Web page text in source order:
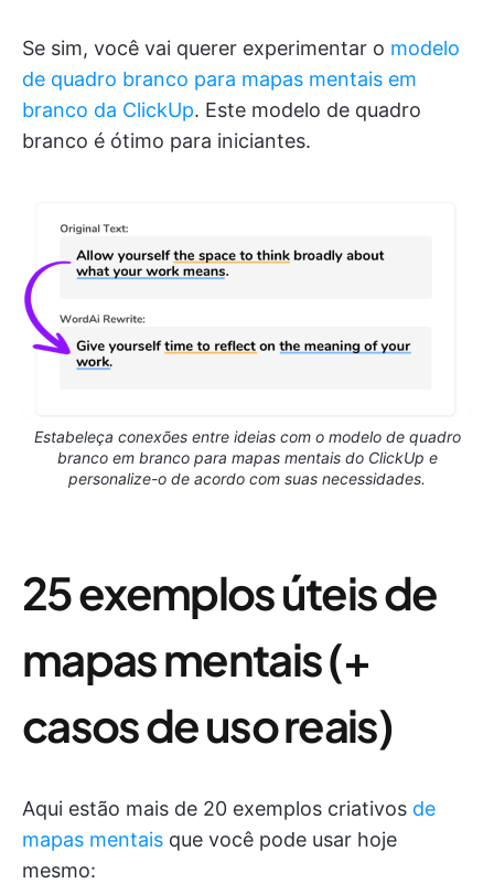
Se sim, você vai querer experimentar o modelo
de quadro branco para mapas mentais em
branco da ClickUp. Este modelo de quadro
branco é ótimo para iniciantes.
Estabeleça conexões entre ideias com o modelo de quadro
branco em branco para mapas mentais do ClickUp e
personalize-o de acordo com suas necessidades.
25 exemplos úteis de
mapas mentais (+
casos de uso reais)
Aqui estão mais de 20 exemplos criativos de
mapas mentais que você pode usar hoje
mesmo: